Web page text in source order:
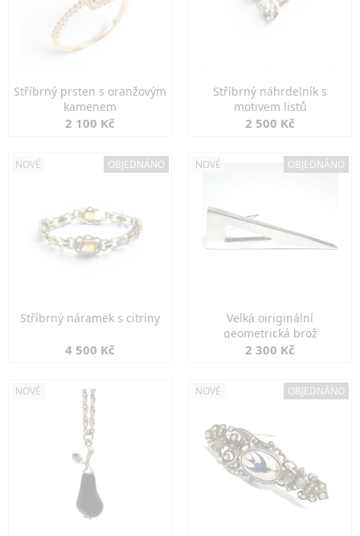
Stříbrný prsten s oranžovým
kamenem
2 100 Kč
Stříbrný náhrdelník s
motivem listů
2 500 Kč
NOVÉ OBJEDNÁNO
Stříbrný náramek s citríny
4 500 Kč
NOVÉ OBJEDNÁNO
Velká oiriginální
geometrická brož
2 300 Kč
NOVÉ NOVÉ OBJEDNÁNO